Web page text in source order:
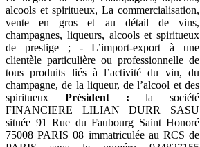
alcools et spiritueux, La commercialisation,
vente en gros et au détail de vins,
champagnes, liqueurs, alcools et spiritueux
de prestige ; - L’import-export à une
clientèle particulière ou professionnelle de
tous produits liés à l’activité du vin, du
champagne, de la liqueur, de l’alcool et des
spiritueux Président : la société
FINANCIERE LILIAN DURR SASU
située 91 Rue du Faubourg Saint Honoré
75008 PARIS 08 immatriculée au RCS de